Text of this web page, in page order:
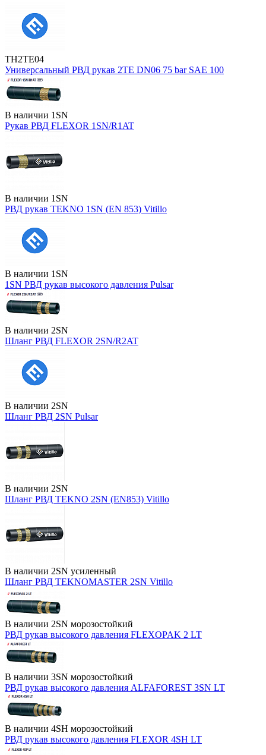
TH2TE04
Универсальный РВД рукав 2TE DN06 75 bar SAE 100
В наличии 1SN
Рукав РВД FLEXOR 1SN/R1AT
В наличии 1SN
РВД рукав TEKNO 1SN (EN 853) Vitillo
В наличии 1SN
1SN РВД рукав высокого давления Pulsar
В наличии 2SN
Шланг РВД FLEXOR 2SN/R2AT
В наличии 2SN
Шланг РВД 2SN Pulsar
В наличии 2SN
Шланг РВД TEKNO 2SN (EN853) Vitillo
В наличии 2SN усиленный
Шланг РВД TEKNOMASTER 2SN Vitillo
В наличии 2SN морозостойкий
РВД рукав высокого давления FLEXOPAK 2 LT
В наличии 3SN морозостойкий
РВД рукав высокого давления ALFAFOREST 3SN LT
В наличии 4SH морозостойкий
РВД рукав высокого давления FLEXOR 4SH LT